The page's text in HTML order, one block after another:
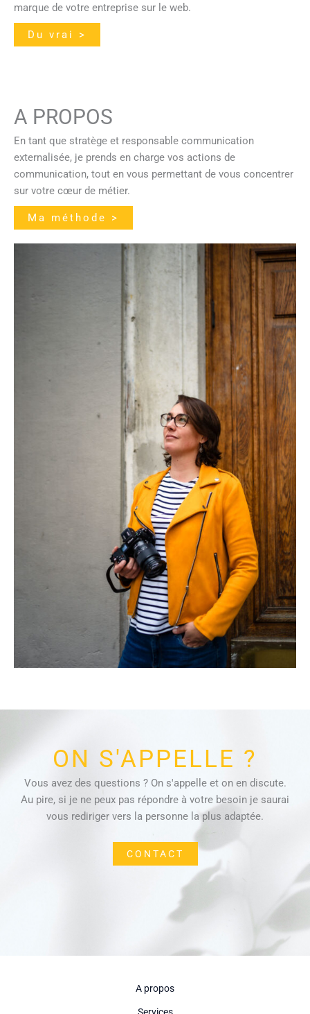
marque de votre entreprise sur le web.
Du vrai >
A PROPOS
En tant que stratège et responsable communication
externalisée, je prends en charge vos actions de
communication, tout en vous permettant de vous concentrer
sur votre cœur de métier.
Ma méthode >
ON S'APPELLE ?
Vous avez des questions ? On s'appelle et on en discute.
Au pire, si je ne peux pas répondre à votre besoin je saurai
vous rediriger vers la personne la plus adaptée.
CONTACT
A propos